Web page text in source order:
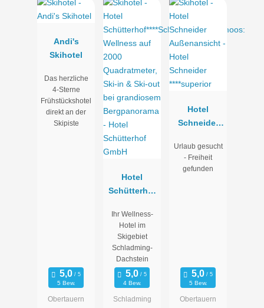
Andi's
Skihotel
Das herzliche
4-Sterne
Frühstückshotel
direkt an der
Skipiste
5 Bew.
Obertauern
Hotel
Schütterhof
Ihr Wellness-
Hotel im
Skigebiet
Schladming-
Dachstein
4 Bew.
Schladming
Hotel
Schneider
Urlaub gesucht
- Freiheit
gefunden
5 Bew.
Obertauern